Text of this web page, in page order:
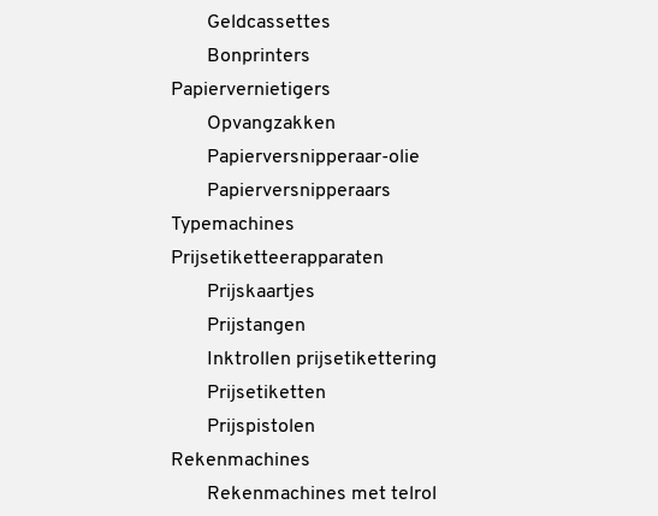
Geldcassettes
Bonprinters
Papiervernietigers
Opvangzakken
Papierversnipperaar-olie
Papierversnipperaars
Typemachines
Prijsetiketteerapparaten
Prijskaartjes
Prijstangen
Inktrollen prijsetikettering
Prijsetiketten
Prijspistolen
Rekenmachines
Rekenmachines met telrol